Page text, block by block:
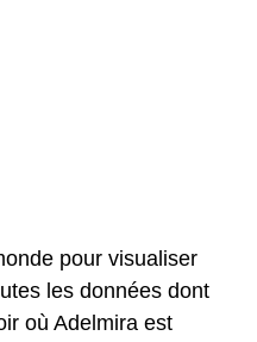
pour visualiser
les données dont
où Adelmira est